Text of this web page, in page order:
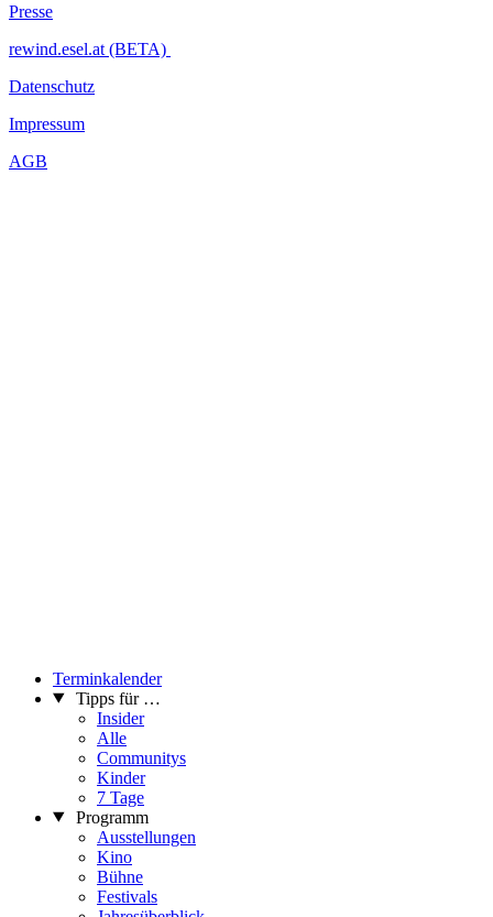
Presse
rewind.esel.at (BETA)
Datenschutz
Impressum
AGB
Terminkalender
Tipps für …
Insider
Alle
Communitys
Kinder
7 Tage
Programm
Ausstellungen
Kino
Bühne
Festivals